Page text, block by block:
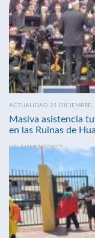
ACTUALIDAD 21 DICIEMBRE,
Masiva asistencia
en las Ruinas de
SIN COMENTARIOS